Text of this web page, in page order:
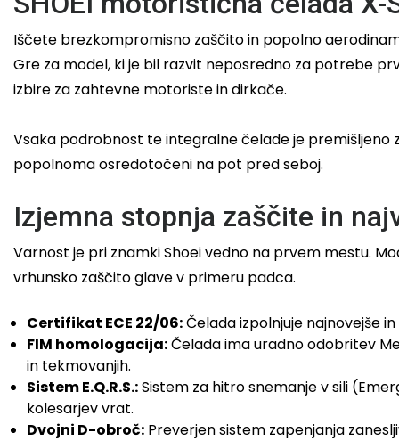
Iščete brezkompromisno zaščito in popolno
Gre za model, ki je bil razvit neposredno za potrebe
izbire za zahtevne motoriste in dirkače.
Vsaka podrobnost te integralne čelade je premišljeno
popolnoma osredotočeni na pot pred seboj.
Izjemna stopnja zaščite in
Varnost je pri znamki Shoei vedno na prvem mestu.
vrhunsko zaščito glave v primeru padca.
Certifikat ECE 22/06:Čelada izpolnjuje najnovejše
FIM homologacija:Čelada ima uradno odobritev
in tekmovanjih.
Sistem E.Q.R.S.:Sistem za hitro snemanje v sili
kolesarjev vrat.
Dvojni D-obroč: Preverjen sistem zapenjanja